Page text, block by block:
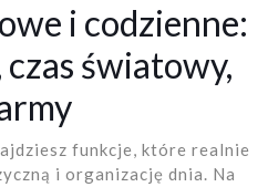
i codzienne:
światowy,
funkcje, które realnie
i organizację dnia. Na